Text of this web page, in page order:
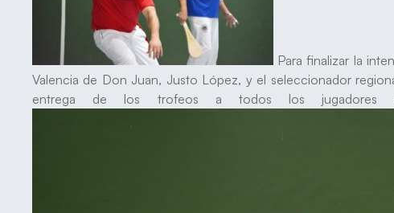
Para finalizar la
Valencia de Don Juan, Justo López, y el seleccionador
entrega de los trofeos a todos los jugadores